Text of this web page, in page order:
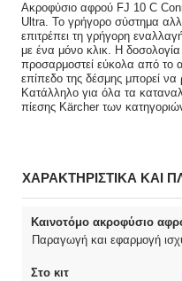
Ακροφύσιο αφρού FJ 10 C
Ultra. Το γρήγορο σύστημα
επιτρέπει τη γρήγορη
με ένα μόνο κλικ. Η
προσαρμοστεί εύκολα από το
επίπεδο της δέσμης μπορεί να
Κατάλληλο για όλα τα
πίεσης Kärcher των
ΧΑΡΑΚΤΗΡΙΣΤΙΚΑ ΚΑΙ
Καινοτόμο ακροφύσιο
Παραγωγή και εφαρμογή
Στο κιτ